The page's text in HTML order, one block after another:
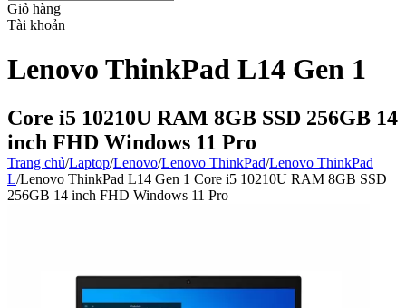
Giỏ hàng
Tài khoản
Lenovo ThinkPad L14 Gen 1
Core i5 10210U RAM 8GB SSD 256GB 14
inch FHD Windows 11 Pro
Trang chủ/Laptop/Lenovo/Lenovo ThinkPad/Lenovo ThinkPad
L/Lenovo ThinkPad L14 Gen 1 Core i5 10210U RAM 8GB SSD
256GB 14 inch FHD Windows 11 Pro